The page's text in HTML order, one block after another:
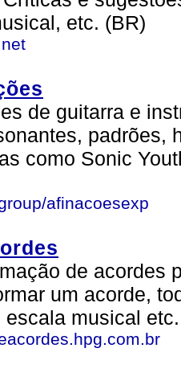
etc. (BR)
de guitarra e
padrões,
como Sonic
afinacoesexp
de acordes
um acorde,
musical